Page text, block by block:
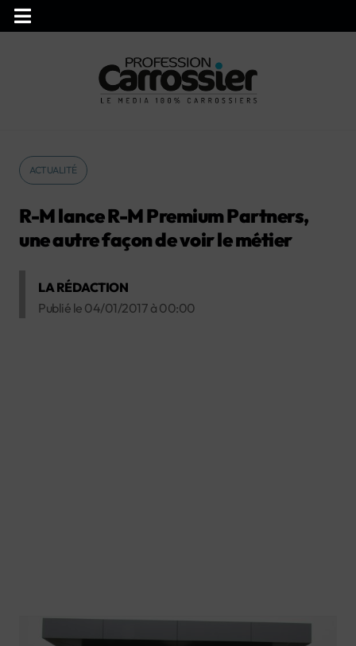
ACTUALITÉ
R-M lance R-M Premium Partners,
une autre façon de voir le métier
LA RÉDACTION
Publié le 04/01/2017 à 00:00